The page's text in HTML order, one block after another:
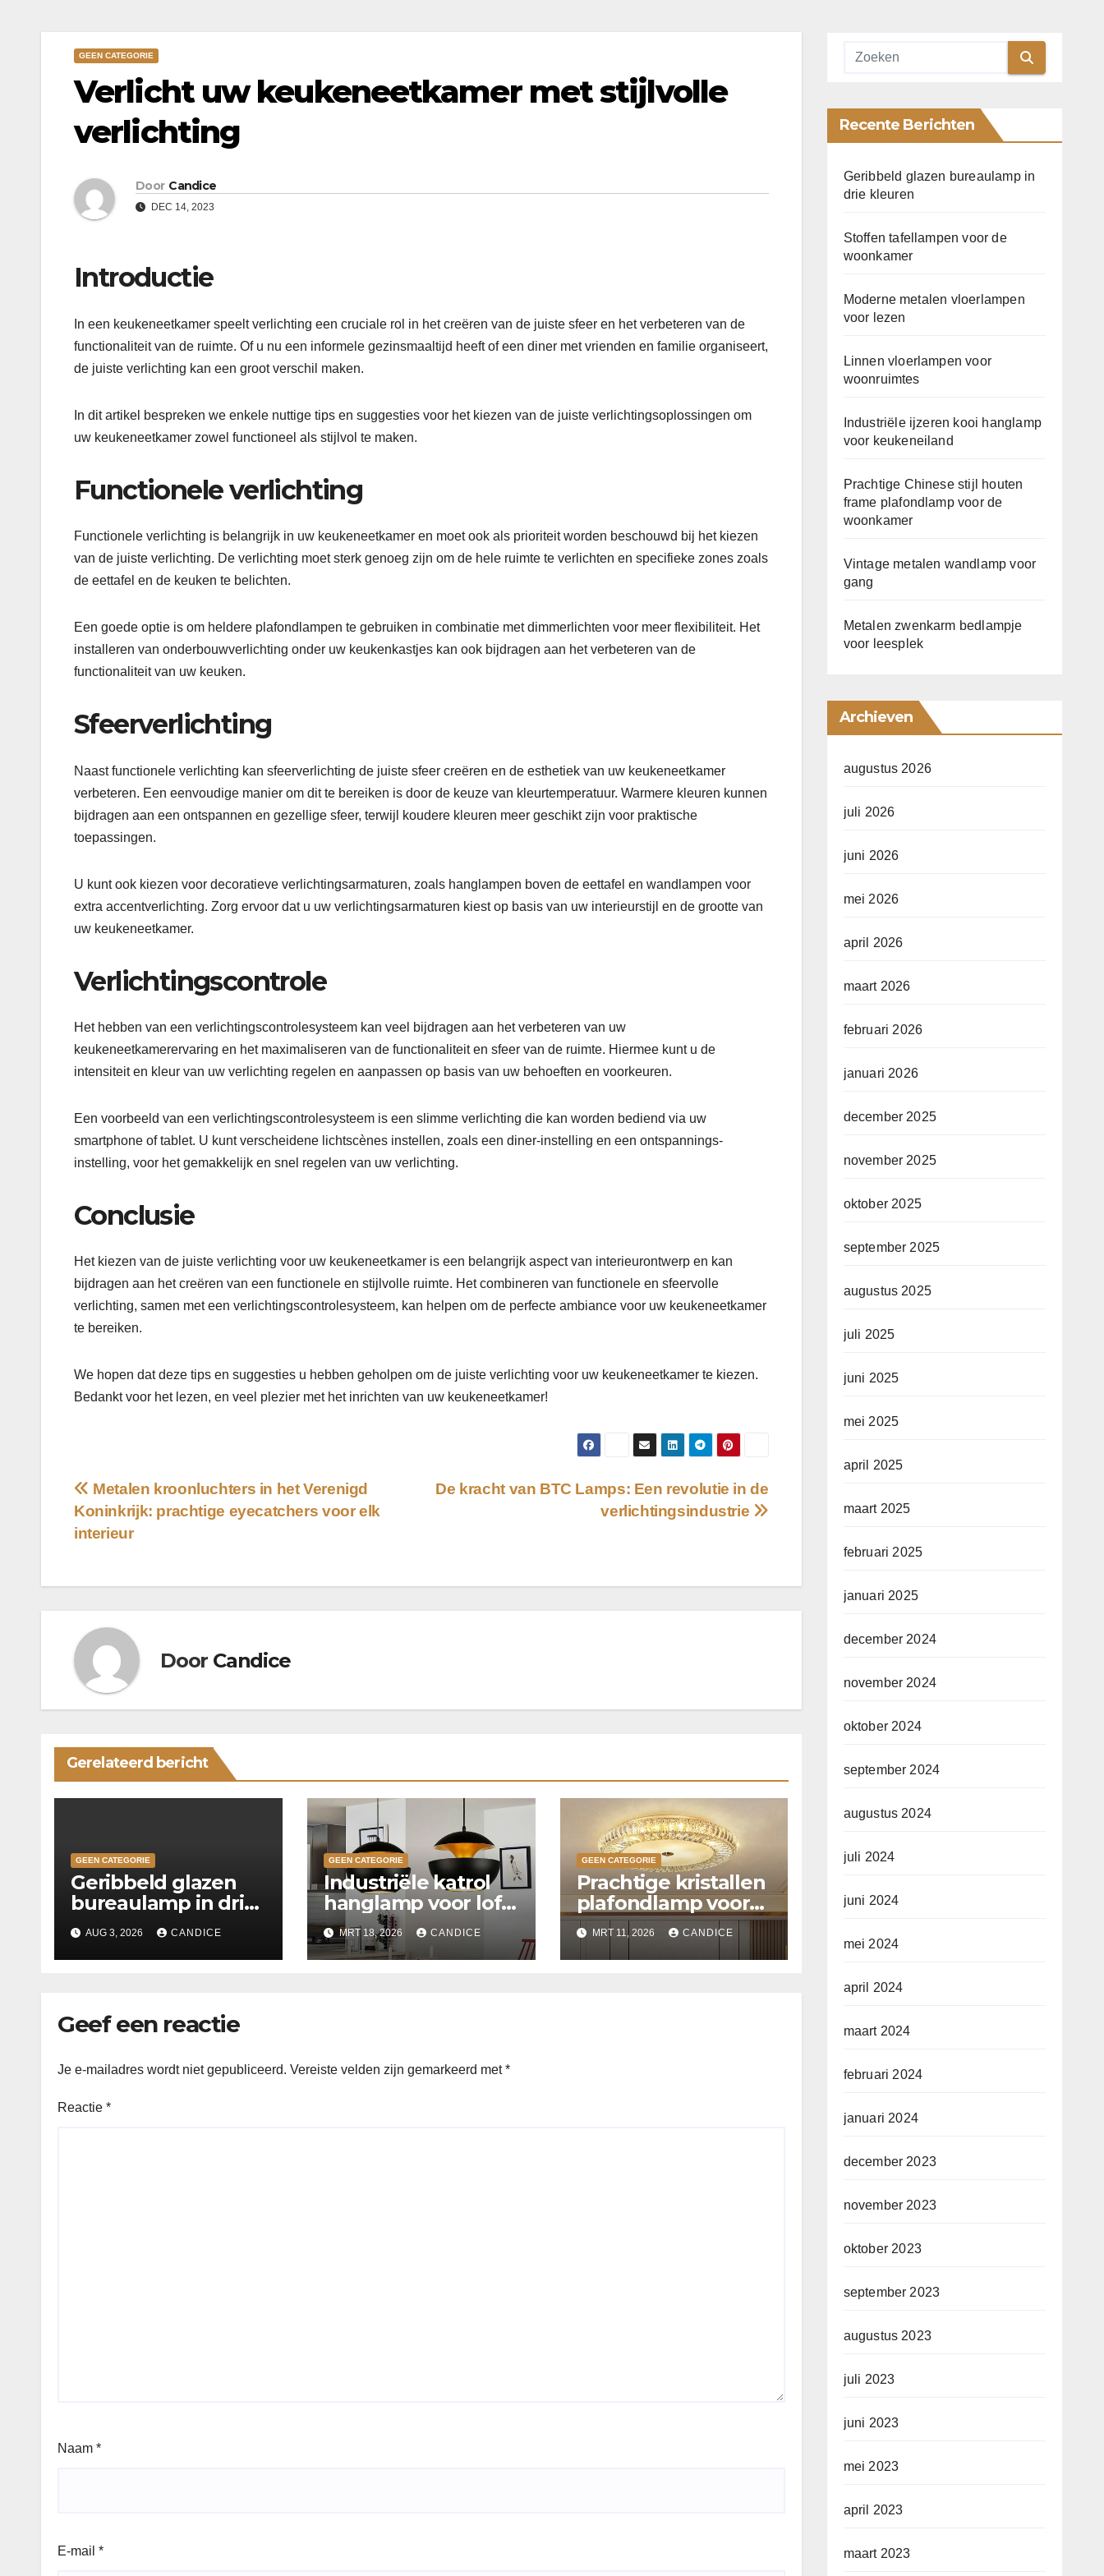
GEEN CATEGORIE
Verlicht uw keukeneetkamer met stijlvolle
verlichting
Door Candice
DEC 14, 2023
Introductie
In een keukeneetkamer speelt verlichting een cruciale rol in het creëren van de juiste sfeer en het verbeteren van de
functionaliteit van de ruimte. Of u nu een informele gezinsmaaltijd heeft of een diner met vrienden en familie organiseert,
de juiste verlichting kan een groot verschil maken.
In dit artikel bespreken we enkele nuttige tips en suggesties voor het kiezen van de juiste verlichtingsoplossingen om
uw keukeneetkamer zowel functioneel als stijlvol te maken.
Functionele verlichting
Functionele verlichting is belangrijk in uw keukeneetkamer en moet ook als prioriteit worden beschouwd bij het kiezen
van de juiste verlichting. De verlichting moet sterk genoeg zijn om de hele ruimte te verlichten en specifieke zones zoals
de eettafel en de keuken te belichten.
Een goede optie is om heldere plafondlampen te gebruiken in combinatie met dimmerlichten voor meer flexibiliteit. Het
installeren van onderbouwverlichting onder uw keukenkastjes kan ook bijdragen aan het verbeteren van de
functionaliteit van uw keuken.
Sfeerverlichting
Naast functionele verlichting kan sfeerverlichting de juiste sfeer creëren en de esthetiek van uw keukeneetkamer
verbeteren. Een eenvoudige manier om dit te bereiken is door de keuze van kleurtemperatuur. Warmere kleuren kunnen
bijdragen aan een ontspannen en gezellige sfeer, terwijl koudere kleuren meer geschikt zijn voor praktische
toepassingen.
U kunt ook kiezen voor decoratieve verlichtingsarmaturen, zoals hanglampen boven de eettafel en wandlampen voor
extra accentverlichting. Zorg ervoor dat u uw verlichtingsarmaturen kiest op basis van uw interieurstijl en de grootte van
uw keukeneetkamer.
Verlichtingscontrole
Het hebben van een verlichtingscontrolesysteem kan veel bijdragen aan het verbeteren van uw
keukeneetkamerervaring en het maximaliseren van de functionaliteit en sfeer van de ruimte. Hiermee kunt u de
intensiteit en kleur van uw verlichting regelen en aanpassen op basis van uw behoeften en voorkeuren.
Een voorbeeld van een verlichtingscontrolesysteem is een slimme verlichting die kan worden bediend via uw
smartphone of tablet. U kunt verscheidene lichtscènes instellen, zoals een diner-instelling en een ontspannings-
instelling, voor het gemakkelijk en snel regelen van uw verlichting.
Conclusie
Het kiezen van de juiste verlichting voor uw keukeneetkamer is een belangrijk aspect van interieurontwerp en kan
bijdragen aan het creëren van een functionele en stijlvolle ruimte. Het combineren van functionele en sfeervolle
verlichting, samen met een verlichtingscontrolesysteem, kan helpen om de perfecte ambiance voor uw keukeneetkamer
te bereiken.
We hopen dat deze tips en suggesties u hebben geholpen om de juiste verlichting voor uw keukeneetkamer te kiezen.
Bedankt voor het lezen, en veel plezier met het inrichten van uw keukeneetkamer!
Bericht
navigatie
De kracht van BTC Lamps: Een revolutie in de
verlichtingsindustrie
Metalen kroonluchters in het Verenigd
Koninkrijk: prachtige eyecatchers voor elk
interieur
Door Candice
Gerelateerd bericht
GEEN CATEGORIE
Geribbeld glazen
bureaulamp in drie
kleuren
AUG 3, 2026 CANDICE
GEEN CATEGORIE
Industriële katrol
hanglamp voor loft
keuken
MRT 18, 2026 CANDICE
GEEN CATEGORIE
Prachtige kristallen
plafondlamp voor
slaapkamer
MRT 11, 2026 CANDICE
Geef een reactie
Je e-mailadres wordt niet gepubliceerd. Vereiste velden zijn gemarkeerd met*
Reactie *
Naam *
E-mail *
Recente Berichten
Geribbeld glazen bureaulamp in
drie kleuren
Stoffen tafellampen voor de
woonkamer
Moderne metalen vloerlampen
voor lezen
Linnen vloerlampen voor
woonruimtes
Industriële ijzeren kooi hanglamp
voor keukeneiland
Prachtige Chinese stijl houten
frame plafondlamp voor de
woonkamer
Vintage metalen wandlamp voor
gang
Metalen zwenkarm bedlampje
voor leesplek
Archieven
augustus 2026
juli 2026
juni 2026
mei 2026
april 2026
maart 2026
februari 2026
januari 2026
december 2025
november 2025
oktober 2025
september 2025
augustus 2025
juli 2025
juni 2025
mei 2025
april 2025
maart 2025
februari 2025
januari 2025
december 2024
november 2024
oktober 2024
september 2024
augustus 2024
juli 2024
juni 2024
mei 2024
april 2024
maart 2024
februari 2024
januari 2024
december 2023
november 2023
oktober 2023
september 2023
augustus 2023
juli 2023
juni 2023
mei 2023
april 2023
maart 2023